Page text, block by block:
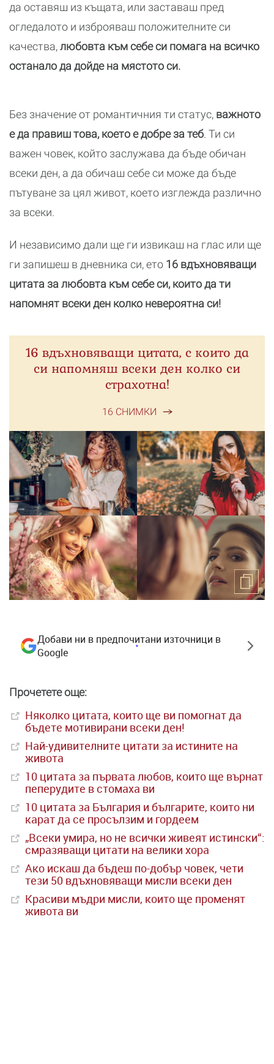
да оставяш из къщата, или заставаш пред
огледалото и изброяваш положителните си
качества,любовта към себе си помага на всичко
останало да дойде на мястото си.
Без значение от романтичния ти статус, важното
е да правиш това, което е добре за теб. Ти си
важен човек, който заслужава да бъде обичан
всеки ден, а да обичаш себе си може да бъде
пътуване за цял живот, което изглежда различно
за всеки.
И независимо дали ще ги извикаш на глас или ще
ги запишеш в дневника си, ето 16 вдъхновяващи
цитата за любовта към себе си, които да ти
напомнят всеки ден колко невероятна си!
16 вдъхновяващи цитата, с които да
си напомняш всеки ден колко си
страхотна!
16 СНИМКИ
Добави ни в предпочитани източници в
Google
Прочетете още:
Няколко цитата, които ще ви помогнат да
бъдете мотивирани всеки ден!
Най-удивителните цитати за истините на
живота
10 цитата за първата любов, които ще върнат
пеперудите в стомаха ви
10 цитата за България и българите, които ни
карат да се просълзим и гордеем
„Всеки умира, но не всички живеят истински“:
смразяващи цитати на велики хора
Ако искаш да бъдеш по-добър човек, чети
тези 50 вдъхновяващи мисли всеки ден
Красиви мъдри мисли, които ще променят
живота ви